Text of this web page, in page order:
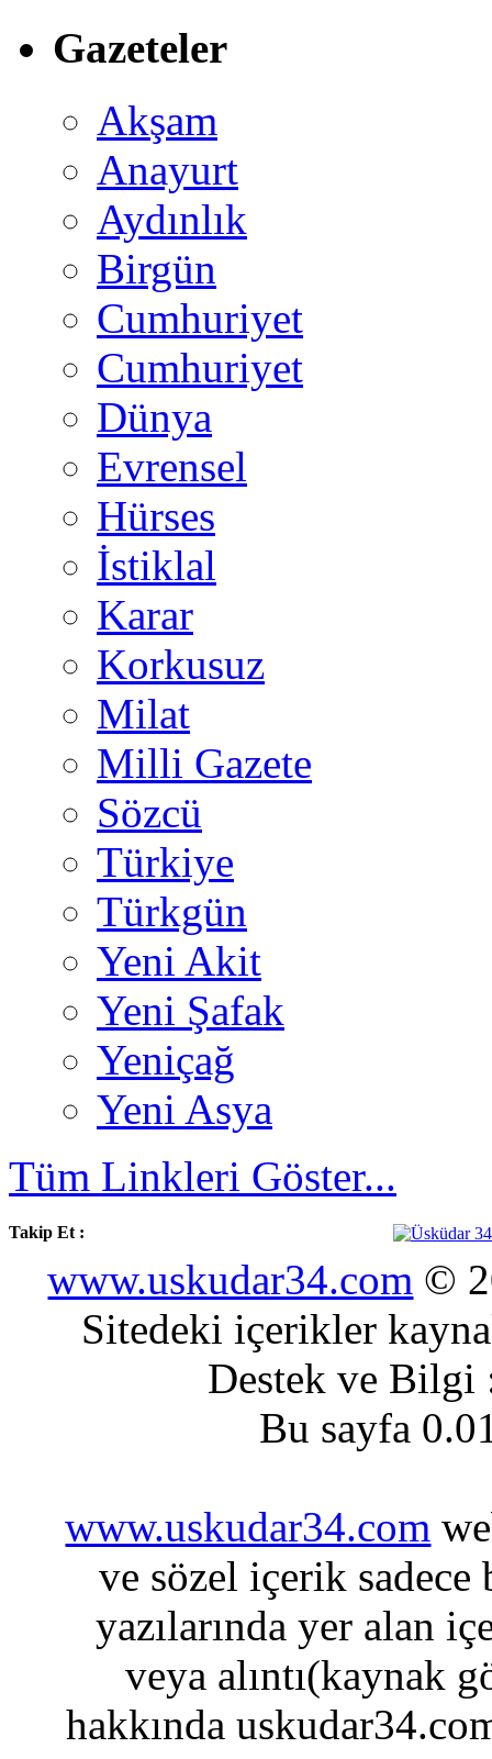
Gazeteler
Akşam
Anayurt
Aydınlık
Birgün
Cumhuriyet
Cumhuriyet
Dünya
Evrensel
Hürses
İstiklal
Karar
Korkusuz
Milat
Milli Gazete
Sözcü
Türkiye
Türkgün
Yeni Akit
Yeni Şafak
Yeniçağ
Yeni Asya
Tüm Linkleri Göster...
Takip Et :
www.uskudar34.com ©
Sitedeki içerikler
Destek ve
Bu sayfa
www.uskudar34.com
ve sözel içerik sadece
yazılarında yer alan
veya alıntı(kaynak
hakkında